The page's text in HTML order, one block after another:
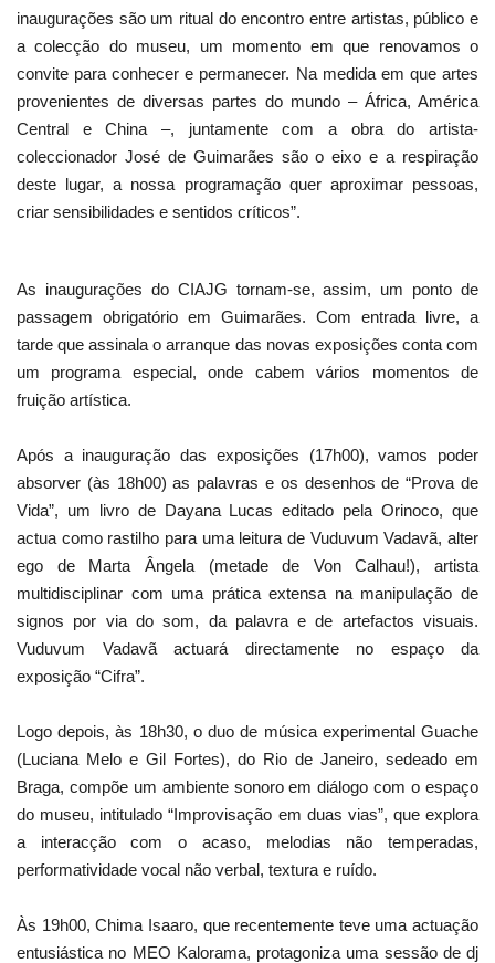
inaugurações são um ritual do encontro entre artistas, público e
a colecção do museu, um momento em que renovamos o
convite para conhecer e permanecer. Na medida em que artes
provenientes de diversas partes do mundo – África, América
Central e China –, juntamente com a obra do artista-
coleccionador José de Guimarães são o eixo e a respiração
deste lugar, a nossa programação quer aproximar pessoas,
criar sensibilidades e sentidos críticos”.
As inaugurações do CIAJG tornam-se, assim, um ponto de
passagem obrigatório em Guimarães. Com entrada livre, a
tarde que assinala o arranque das novas exposições conta com
um programa especial, onde cabem vários momentos de
fruição artística.
Após a inauguração das exposições (17h00), vamos poder
absorver (às 18h00) as palavras e os desenhos de “Prova de
Vida”, um livro de Dayana Lucas editado pela Orinoco, que
actua como rastilho para uma leitura de Vuduvum Vadavã, alter
ego de Marta Ângela (metade de Von Calhau!), artista
multidisciplinar com uma prática extensa na manipulação de
signos por via do som, da palavra e de artefactos visuais.
Vuduvum Vadavã actuará directamente no espaço da
exposição “Cifra”.
Logo depois, às 18h30, o duo de música experimental Guache
(Luciana Melo e Gil Fortes), do Rio de Janeiro, sedeado em
Braga, compõe um ambiente sonoro em diálogo com o espaço
do museu, intitulado “Improvisação em duas vias”, que explora
a interacção com o acaso, melodias não temperadas,
performatividade vocal não verbal, textura e ruído.
Às 19h00, Chima Isaaro, que recentemente teve uma actuação
entusiástica no MEO Kalorama, protagoniza uma sessão de dj